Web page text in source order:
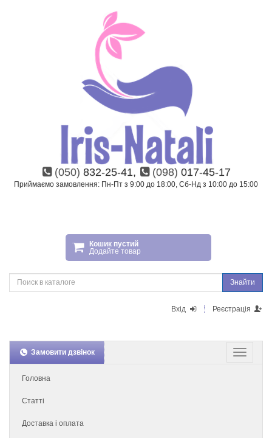
(050) 832-25-41, (098) 017-45-17
Приймаємо замовлення: Пн-Пт з 9:00 до 18:00, Сб-Нд з 10:00 до 15:00
Кошик пустий
Додайте товар
Знайти
Вхід Реєстрація
Замовити дзвінок
Головна
Статті
Доставка і оплата